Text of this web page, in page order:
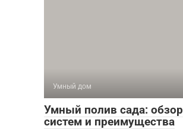
Умный дом
Умный полив сада: обзор
систем и преимущества